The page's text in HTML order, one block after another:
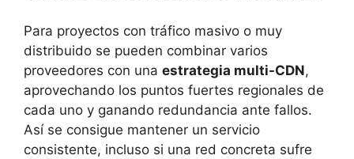
Para proyectos con tráfico masivo o muy
distribuido se pueden combinar varios
proveedores con una estrategia multi-CDN,
aprovechando los puntos fuertes regionales de
cada uno y ganando redundancia ante fallos.
Así se consigue mantener un servicio
consistente, incluso si una red concreta sufre